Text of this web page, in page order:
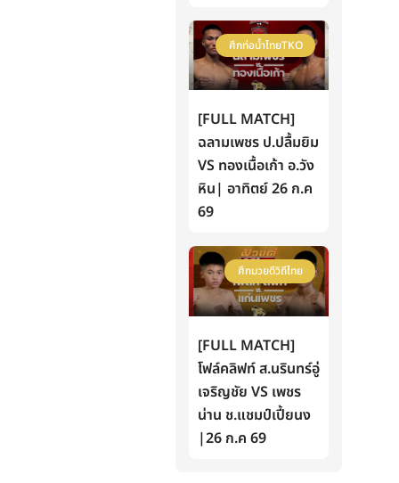
ศึกท่อน้ำไทยTKO
[FULL MATCH]
ฉลามเพชร ป.ปลื้มยิม
VS ทองเนื้อเก้า อ.วัง
หิน| อาทิตย์ 26 ก.ค
69
ศึกมวยดีวิถีไทย
[FULL MATCH]
โฟล์คลิฟท์ ส.นรินทร์อู่
เจริญชัย VS เพชร
น่าน ช.แชมป์เปี้ยนง
|26 ก.ค 69